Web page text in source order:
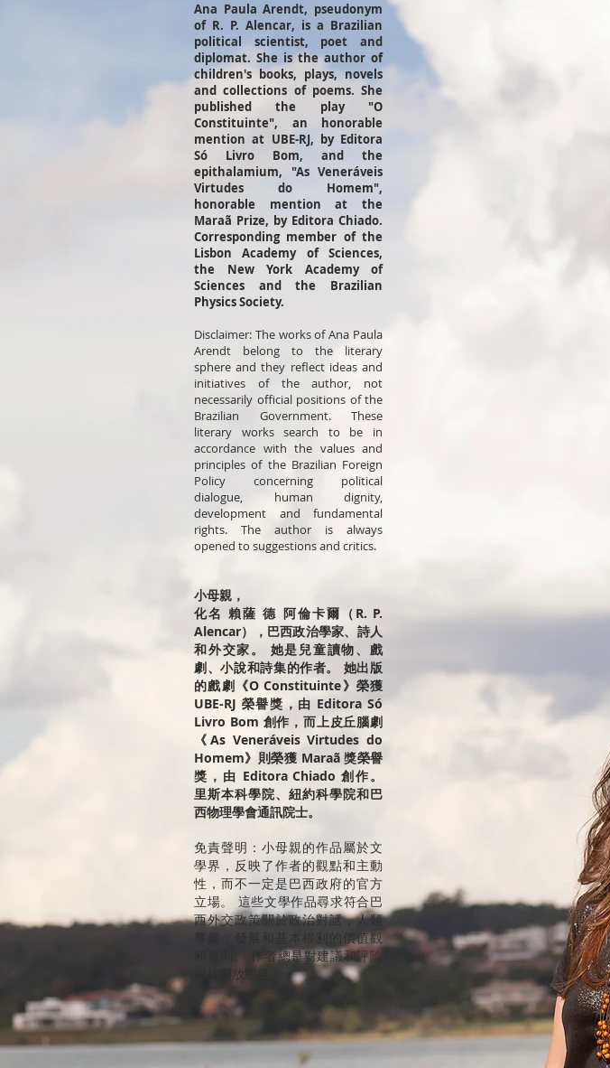
Ana Paula Arendt, pseudonym
of R. P. Alencar, is a Brazilian
political scientist, poet and
diplomat. She is the author of
children's books, plays, novels
and collections of poems. She
published the play "O
Constituinte", an honorable
mention at UBE-RJ, by Editora
Só Livro Bom, and the
epithalamium, "As Veneráveis
Virtudes do Homem",
honorable mention at the
Maraã Prize, by Editora Chiado.
Corresponding member of the
Lisbon Academy of Sciences,
the New York Academy of
Sciences and the Brazilian
Physics Society.
Disclaimer: The works of Ana Paula
Arendt belong to the literary
sphere and they reflect ideas and
initiatives of the author, not
necessarily official positions of the
Brazilian Government. These
literary works search to be in
accordance with the values and
principles of the Brazilian Foreign
Policy concerning political
dialogue, human dignity,
development and fundamental
rights. The author is always
opened to suggestions and critics.
小母親，
化名 賴薩 德 阿倫卡爾（R. P.
Alencar），巴西政治學家、詩人
和外交家。 她是兒童讀物、戲
劇、小說和詩集的作者。 她出版
的戲劇《O Constituinte》榮獲
UBE-RJ 榮譽獎，由 Editora Só
Livro Bom 創作，而上皮丘腦劇
《As Veneráveis Virtudes do
Homem》則榮獲 Maraã 獎榮譽
獎，由 Editora Chiado 創作。
里斯本科學院、紐約科學院和巴
西物理學會通訊院士。
免責聲明：小母親的作品屬於文
學界，反映了作者的觀點和主動
性，而不一定是巴西政府的官方
立場。 這些文學作品尋求符合巴
西外交政策關於政治對話，人類
尊嚴，發展和基本權利的價值觀
和原則。 作者總是對建議和評論
家持開放態度。